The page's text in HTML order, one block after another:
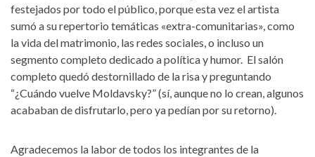
festejados por todo el público, porque esta vez el artista
sumó a su repertorio temáticas «extra-comunitarias», como
la vida del matrimonio, las redes sociales, o incluso un
segmento completo dedicado a política y humor. El salón
completo quedó destornillado de la risa y preguntando
“¿Cuándo vuelve Moldavsky?” (sí, aunque no lo crean, algunos
acababan de disfrutarlo, pero ya pedían por su retorno).
Agradecemos la labor de todos los integrantes de la